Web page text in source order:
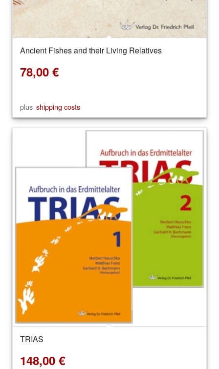
Ancient Fishes and their Living Relatives
78,00 €
plus shipping costs
TRIAS
148,00 €